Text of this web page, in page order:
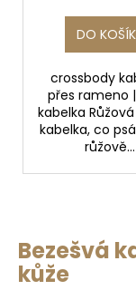
DO
crossbody
přes rameno
kabelka
kabelka, co
růžově...
Bezešvá
kůže